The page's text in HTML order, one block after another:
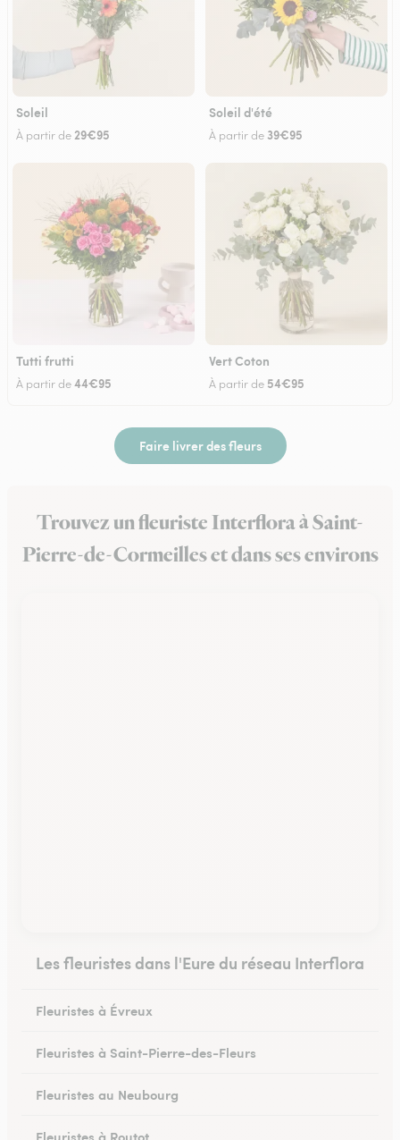
Soleil
À partir de 29€95
Soleil d'été
À partir de 39€95
Tutti frutti
À partir de44€95
Vert Coton
À partir de 54€95
Faire livrer des fleurs
Trouvez un fleuriste Interflora à Saint-
Pierre-de-Cormeilles et dans ses environs
Les fleuristes dans l'Eure du réseau Interflora
Fleuristes à Évreux
Fleuristes à Saint-Pierre-des-Fleurs
Fleuristes au Neubourg
Fleuristes à Routot